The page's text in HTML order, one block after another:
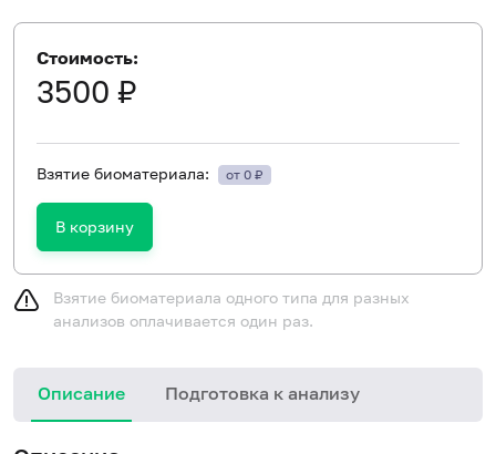
Стоимость:
3500 ₽
Взятие биоматериала: от 0 ₽
В корзину
Взятие биоматериала одного типа для разных
анализов оплачивается один раз.
Описание Подготовка к анализу